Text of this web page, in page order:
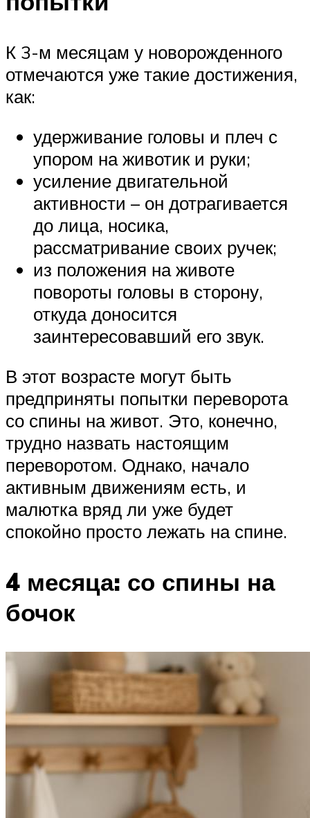
К 3-м месяцам у новорожденного
отмечаются уже такие достижения,
как:
удерживание головы и плеч с
упором на животик и руки;
усиление двигательной
активности – он дотрагивается
до лица, носика,
рассматривание своих ручек;
из положения на животе
повороты головы в сторону,
откуда доносится
заинтересовавший его звук.
В этот возрасте могут быть
предприняты попытки переворота
со спины на живот. Это, конечно,
трудно назвать настоящим
переворотом. Однако, начало
активным движениям есть, и
малютка вряд ли уже будет
спокойно просто лежать на спине.
4 месяца: со спины на
бочок